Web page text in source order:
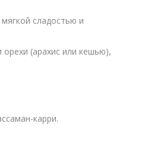
сладостью и
орехи (арахис или кешью),
карри.